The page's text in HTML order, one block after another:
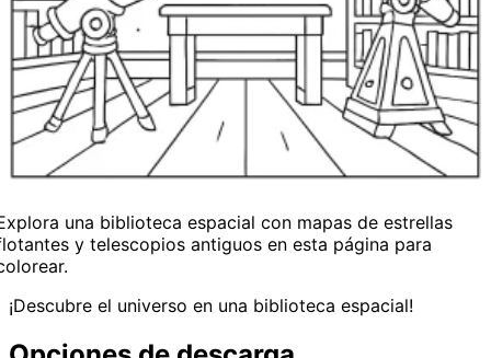
una biblioteca espacial con mapas de estrellas
y telescopios antiguos en esta página para
¡Descubre el universo en una biblioteca espacial!